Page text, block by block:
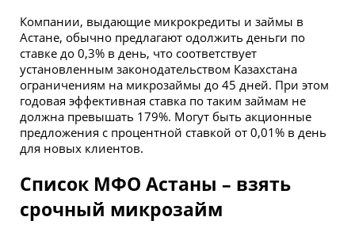
Компании, выдающие микрокредиты и займы в
Астане, обычно предлагают одолжить деньги по
ставке до 0,3% в день, что соответствует
установленным законодательством Казахстана
ограничениям на микрозаймы до 45 дней. При этом
годовая эффективная ставка по таким займам не
должна превышать 179%. Могут быть акционные
предложения с процентной ставкой от 0,01% в день
для новых клиентов.
Список МФО Астаны – взять
срочный микрозайм